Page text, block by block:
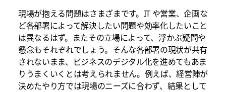
現場が抱える問題はさまざまです。IT や営業、企画な
ど各部署によって解決したい問題や効率化したいこと
は異なるはず。またその立場によって、浮かぶ疑問や
懸念もそれぞれでしょう。そんな各部署の現状が共有
されないまま、ビジネスのデジタル化を進めてもあま
りうまくいくとは考えられません。例えば、経営陣が
決めたやり方では現場のニーズに合わず、結果として